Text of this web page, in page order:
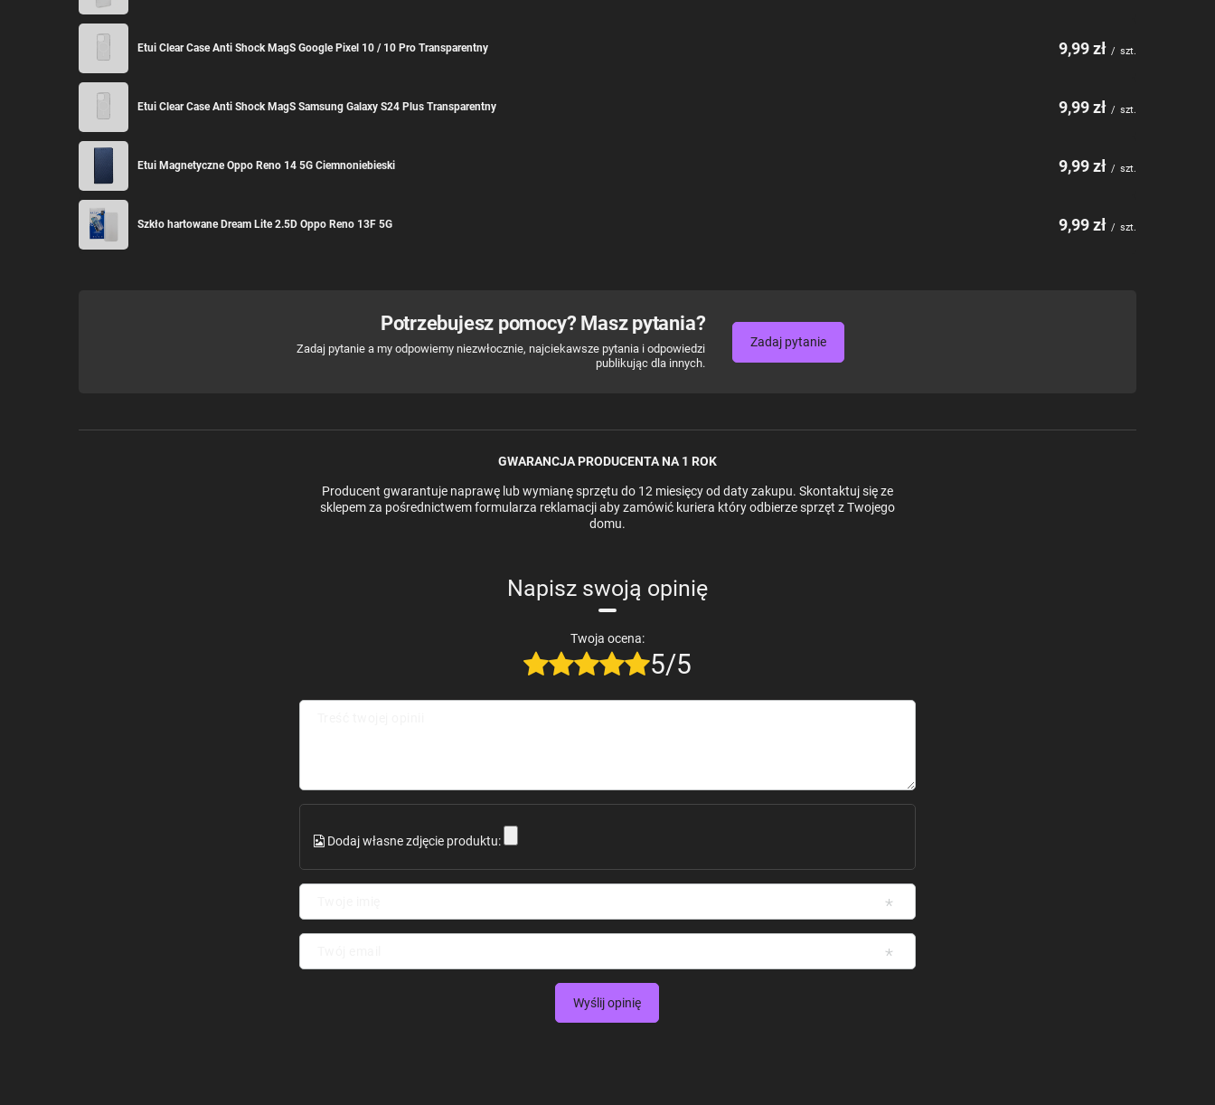
Etui Clear Case Anti Shock MagS Google Pixel 10 / 10 Pro Transparentny 9,99 zł / szt.
Etui Clear Case Anti Shock MagS Samsung Galaxy S24 Plus Transparentny 9,99 zł / szt.
Etui Magnetyczne Oppo Reno 14 5G Ciemnoniebieski 9,99 zł / szt.
Szkło hartowane Dream Lite 2.5D Oppo Reno 13F 5G 9,99 zł / szt.
Potrzebujesz pomocy? Masz pytania?
Zadaj pytanie a my odpowiemy niezwłocznie, najciekawsze pytania i odpowiedzi
publikując dla innych.
Zadaj pytanie
GWARANCJA PRODUCENTA NA 1 ROK
Producent gwarantuje naprawę lub wymianę sprzętu do 12 miesięcy od daty zakupu. Skontaktuj się ze
sklepem za pośrednictwem formularza reklamacji aby zamówić kuriera który odbierze sprzęt z Twojego
domu.
Napisz swoją opinię
Twoja ocena:
5/5
Dodaj własne zdjęcie produktu:
Wyślij opinię